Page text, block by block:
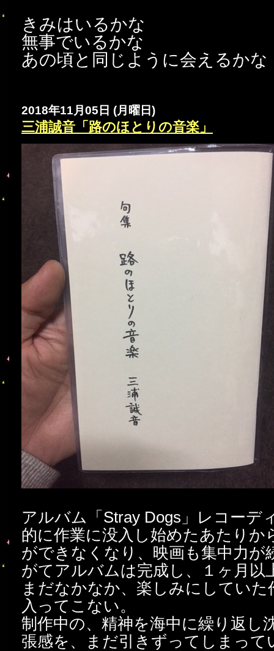
きみはいるかな
無事でいるかな
あの頃と同じように会えるかな
2018年11月05日 (月曜日)
三浦誠音「路のほとりの音楽」
アルバム「Stray Dogs」レコーデ
的に作業に没入し始めたあたりか
ができなくなり、映画も集中力が
がてアルバムは完成し、１ヶ月以
まだなかなか、楽しみにしていた
入ってこない。
制作中の、精神を海中に繰り返し
張感を、まだ引きずってしまって